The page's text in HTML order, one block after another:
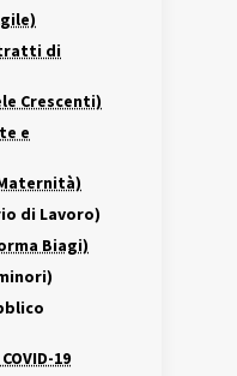
di
Crescenti)
e
Maternità)
di Lavoro)
Biagi)
19